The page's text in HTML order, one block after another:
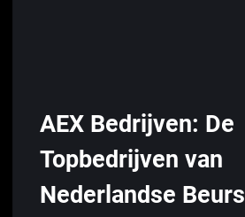
AEX Bedrijven: De
Topbedrijven van
Nederlandse Beurs